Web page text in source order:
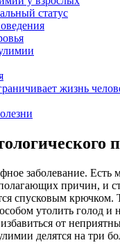
статус
жизнь
заболевание. Есть
причин, и
спусковым крючком.
утолить голод и
от
делятся на три